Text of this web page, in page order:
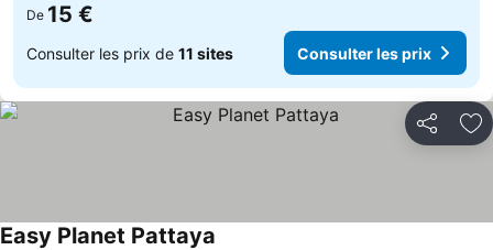
De 15 €
Consulter les prix de 11 sites Consulter les prix
Partager
Easy Planet Pattaya